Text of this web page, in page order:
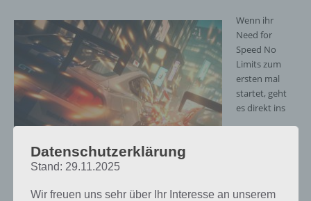
Need for Speed No Limits Screenshot –
(c) EA
Wenn ihr
Need for
Speed No
Limits zum
ersten mal
startet, geht
es direkt ins
Datenschutzerklärung
Stand: 29.11.2025
Wir freuen uns sehr über Ihr Interesse an unserem